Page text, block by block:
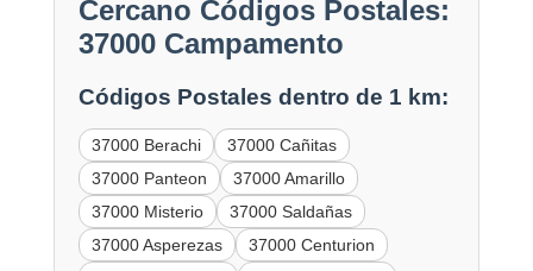
Cercano Códigos Postales:
37000 Campamento
Códigos Postales dentro de 1 km:
37000 Berachi
37000 Cañitas
37000 Panteon
37000 Amarillo
37000 Misterio
37000 Saldañas
37000 Asperezas
37000 Centurion